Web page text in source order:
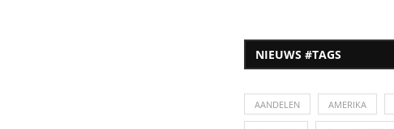
NIEUWS #TAGS
AANDELEN AMERIKA